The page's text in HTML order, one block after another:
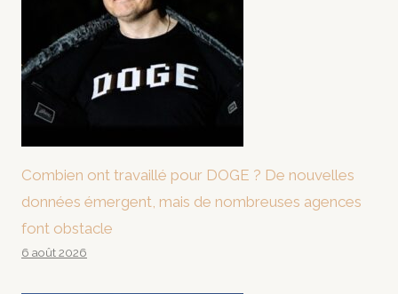
Combien ont travaillé pour DOGE ? De nouvelles
données émergent, mais de nombreuses agences
font obstacle
6 août 2026